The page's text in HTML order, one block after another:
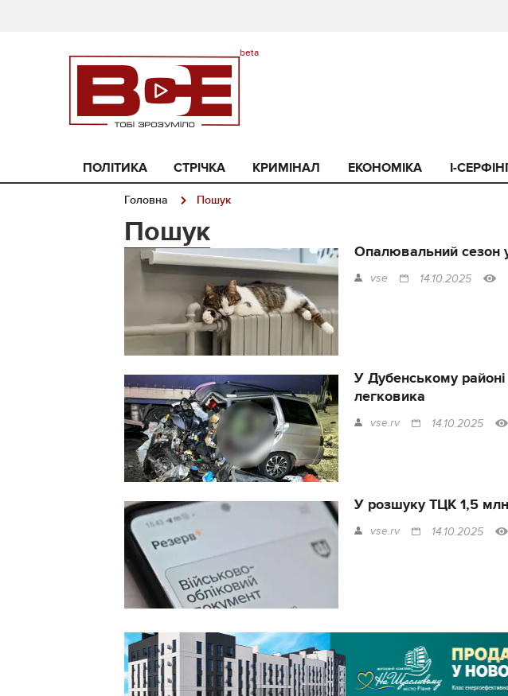
ПОЛІТИКА СТРІЧКА КРИМІНАЛ ЕКОНОМІКА I-
Головна Пошук
Пошук
Опалювальний сезон
vse 14.10.2025
У Дубенському
легковика
vse.rv 14.10.2025
У розшуку ТЦК 1,5 млн
vse.rv 14.10.2025